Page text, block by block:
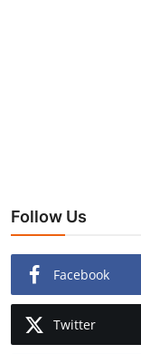
Follow Us
Facebook
Twitter